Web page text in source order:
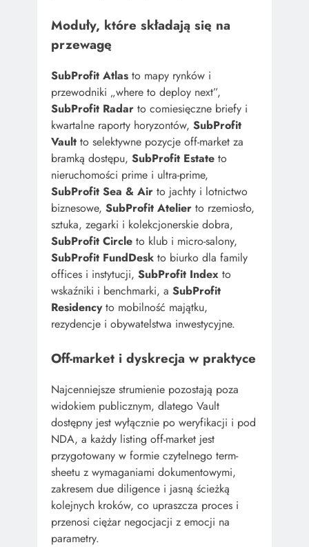
Moduły, które składają się na
przewagę
SubProfit Atlas to mapy rynków i
przewodniki „where to deploy next”,
SubProfit Radar to comiesięczne briefy i
kwartalne raporty horyzontów, SubProfit
Vault to selektywne pozycje off-market za
bramką dostępu, SubProfit Estate to
nieruchomości prime i ultra-prime,
SubProfit Sea & Air to jachty i lotnictwo
biznesowe, SubProfit Atelier to rzemiosło,
sztuka, zegarki i kolekcjonerskie dobra,
SubProfit Circle to klub i micro-salony,
SubProfit FundDesk to biurko dla family
offices i instytucji, SubProfit Index to
wskaźniki i benchmarki, a SubProfit
Residencyto mobilność majątku,
rezydencje i obywatelstwa inwestycyjne.
Off-market i dyskrecja w praktyce
Najcenniejsze strumienie pozostają poza
widokiem publicznym, dlatego Vault
dostępny jest wyłącznie po weryfikacji i pod
NDA, a każdy listing off-market jest
przygotowany w formie czytelnego term-
sheetu z wymaganiami dokumentowymi,
zakresem due diligence i jasną ścieżką
kolejnych kroków, co upraszcza proces i
przenosi ciężar negocjacji z emocji na
parametry.